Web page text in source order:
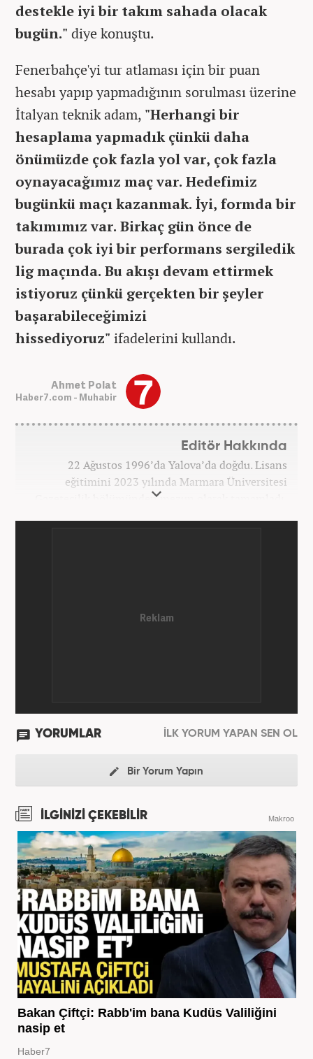
destekle iyi bir takım sahada olacak
bugün." diye konuştu.
Fenerbahçe'yi tur atlaması için bir puan
hesabı yapıp yapmadığının sorulması üzerine
İtalyan teknik adam, "Herhangi bir
hesaplama yapmadık çünkü daha
önümüzde çok fazla yol var, çok fazla
oynayacağımız maç var. Hedefimiz
bugünkü maçı kazanmak. İyi, formda bir
takımımız var. Birkaç gün önce de
burada çok iyi bir performans sergiledik
lig maçında. Bu akışı devam ettirmek
istiyoruz çünkü gerçekten bir şeyler
başarabileceğimizi
hissediyoruz" ifadelerini kullandı.
Ahmet Polat
Haber7.com - Muhabir
Editör Hakkında
22 Ağustos 1996’da Yalova’da doğdu. Lisans
eğitimini 2023 yılında Marmara Üniversitesi
Gazetecilik bölümünden mezun olarak tamamladı.
YORUMLAR İLK YORUM YAPAN SEN OL
Bir Yorum Yapın
İLGİNİZİ ÇEKEBİLİR Makroo
Bakan Çiftçi: Rabb'im bana Kudüs Valiliğini
nasip et
Haber7